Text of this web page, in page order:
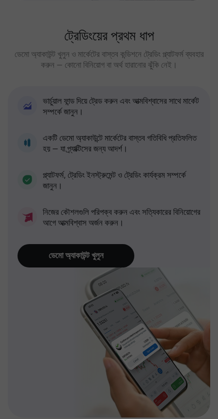
ট্রেডিংয়ের প্রথম ধাপ
ডেমো অ্যাকাউন্ট খুলুন ও মার্কেটের বাস্তব কন্ডিশনে ট্রেডিং প্ল্যাটফর্ম ব্যবহার
করুন — কোনো বিনিয়োগ বা অর্থ হারানোর ঝুঁকি নেই।
ভার্চুয়াল ফান্ড দিয়ে ট্রেড করুন এবং আত্মবিশ্বাসের সাথে মার্কেট
সম্পর্কে জানুন।
একটি ডেমো অ্যাকাউন্টে মার্কেটের বাস্তব গতিবিধি প্রতিফলিত
হয় — যা প্র্যাক্টিসের জন্য আদর্শ।
প্ল্যাটফর্ম, ট্রেডিং ইনস্ট্রুমেন্ট ও ট্রেডিং কার্যক্রম সম্পর্কে
জানুন।
নিজের কৌশলগুলি পরিপক্ব করুন এবং সত্যিকারের বিনিয়োগের
আগে আত্মবিশ্বাস অর্জন করুন।
ডেমো অ্যাকাউন্ট খুলুন